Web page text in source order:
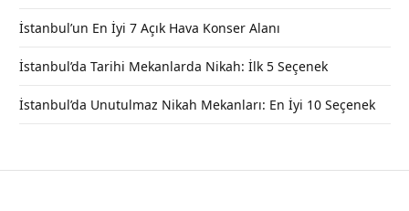
İstanbul’un En İyi 7 Açık Hava Konser Alanı
İstanbul’da Tarihi Mekanlarda Nikah: İlk 5 Seçenek
İstanbul’da Unutulmaz Nikah Mekanları: En İyi 10 Seçenek